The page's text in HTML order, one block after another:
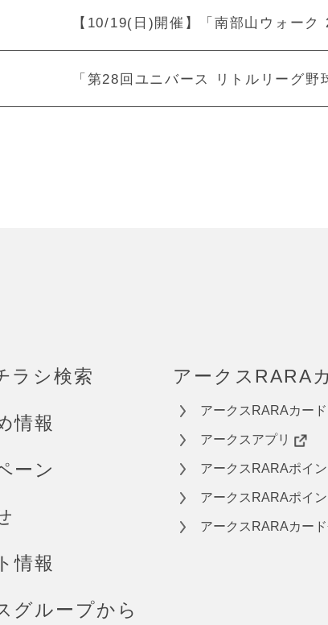
【10/19(日)開催】「南部山ウォーク
「第28回ユニバース リトルリーグ
ラシ検索
情報
ーン
情報
グループから
アークスRARA
アークスRARAカード
アークスアプリ
アークスRARAポイ
アークスRARAポイ
アークスRARAカー